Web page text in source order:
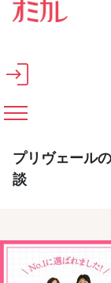
メインコンテンツへス
プリヴェール
談